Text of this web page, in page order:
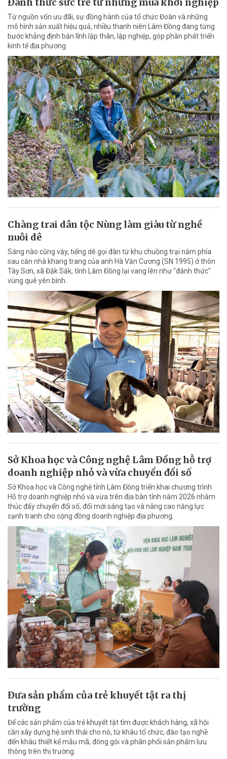
Từ nguồn vốn ưu đãi, sự đồng hành của tổ chức Đoàn và những
mô hình sản xuất hiệu quả, nhiều thanh niên Lâm Đồng đang từng
bước khẳng định bản lĩnh lập thân, lập nghiệp, góp phần phát triển
kinh tế địa phương.
Chàng trai dân tộc Nùng làm giàu từ nghề
nuôi dê
Sáng nào cũng vậy, tiếng dê gọi đàn từ khu chuồng trại nằm phía
sau căn nhà khang trang của anh Hà Văn Cương (SN 1995) ở thôn
Tây Sơn, xã Đắk Sắk, tỉnh Lâm Đồng lại vang lên như "đánh thức"
vùng quê yên bình.
Sở Khoa học và Công nghệ Lâm Đồng hỗ trợ
doanh nghiệp nhỏ và vừa chuyển đổi số
Sở Khoa học và Công nghệ tỉnh Lâm Đồng triển khai chương trình
Hỗ trợ doanh nghiệp nhỏ và vừa trên địa bàn tỉnh năm 2026 nhằm
thúc đẩy chuyển đổi số, đổi mới sáng tạo và nâng cao năng lực
cạnh tranh cho cộng đồng doanh nghiệp địa phương.
Đưa sản phẩm của trẻ khuyết tật ra thị
trường
Để các sản phẩm của trẻ khuyết tật tìm được khách hàng, xã hội
cần xây dựng hệ sinh thái cho nó, từ khâu tổ chức, đào tạo nghề
đến khâu thiết kế mẫu mã, đóng gói và phân phối sản phẩm lưu
thông trên thị trường.